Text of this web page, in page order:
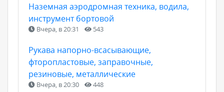
Наземная аэродромная техника, водила,
инструмент бортовой
Вчера, в 20:31 543
Рукава напорно-всасывающие,
фторопластовые, заправочные,
резиновые, металлические
Вчера, в 20:30 448